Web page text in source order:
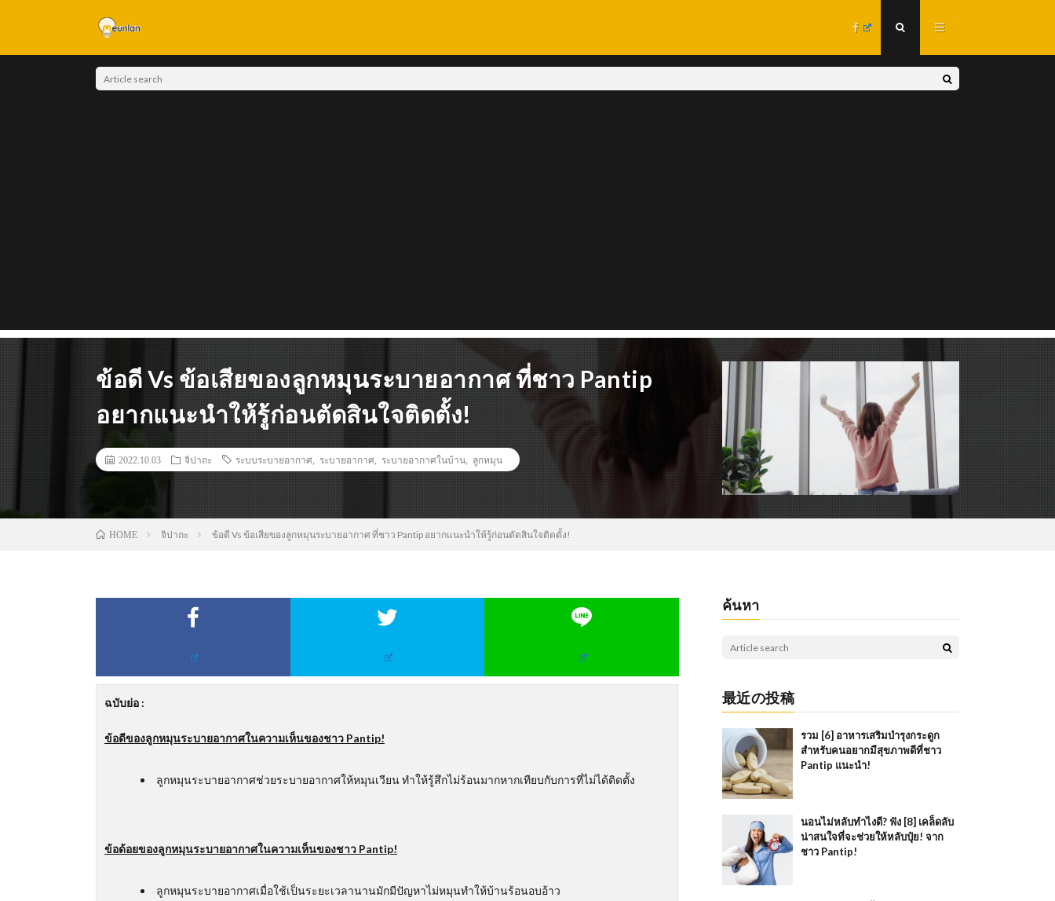
ข้อดี Vs ข้อเสียของลูกหมุนระบายอากาศ ที่ชาว Pantip
อยากแนะนำให้รู้ก่อนตัดสินใจติดตั้ง!
2022.10.03 จิปาถะ ระบบระบายอากาศ ระบายอากาศ ระบายอากาศในบ้าน ลูกหมุน
HOME จิปาถะ ข้อดี Vs ข้อเสียของลูกหมุนระบายอากาศ ที่ชาว Pantip อยากแนะนำให้รู้ก่อนตัดสินใจติดตั้ง!
ฉบับย่อ :
ข้อดีของลูกหมุนระบายอากาศในความเห็นของชาว Pantip!
ลูกหมุนระบายอากาศช่วยระบายอากาศให้หมุนเวียน ทำให้รู้สึกไม่ร้อนมากหากเทียบกับการที่ไม่ได้ติดตั้ง
ข้อด้อยของลูกหมุนระบายอากาศในความเห็นของชาว Pantip!
ลูกหมุนระบายอากาศเมื่อใช้เป็นระยะเวลานานมักมีปัญหาไม่หมุนทำให้บ้านร้อนอบอ้าว
ค้นหา
最近の投稿
รวม [6] อาหารเสริมบำรุงกระดูก
สำหรับคนอยากมีสุขภาพดีที่ชาว
Pantip แนะนำ!
นอนไม่หลับทำไงดี? ฟัง [8] เคล็ดลับ
น่าสนใจที่จะช่วยให้หลับปุ๋ย! จาก
ชาว Pantip!